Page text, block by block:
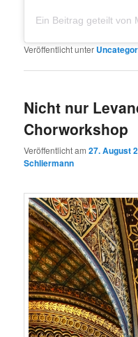
Veröffentlicht unter
Nicht nur
Chorworkshop
Veröffentlicht am27. August
Schliermann